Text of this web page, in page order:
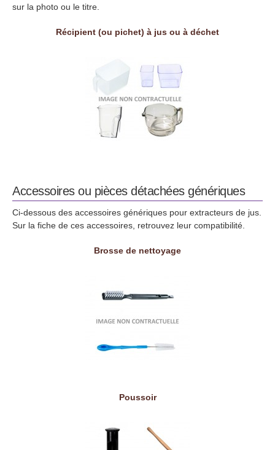
sur la photo ou le titre.
Récipient (ou pichet) à jus ou à déchet
Accessoires ou pièces détachées génériques
Ci-dessous des accessoires génériques pour extracteurs de jus.
Sur la fiche de ces accessoires, retrouvez leur compatibilité.
Brosse de nettoyage
Poussoir